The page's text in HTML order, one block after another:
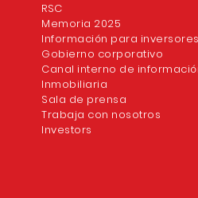
RSC
Memoria 2025
Información para inversores
Gobierno corporativo
Canal interno de
Inmobiliaria
Sala de prensa
Trabaja con nosotros
Investors